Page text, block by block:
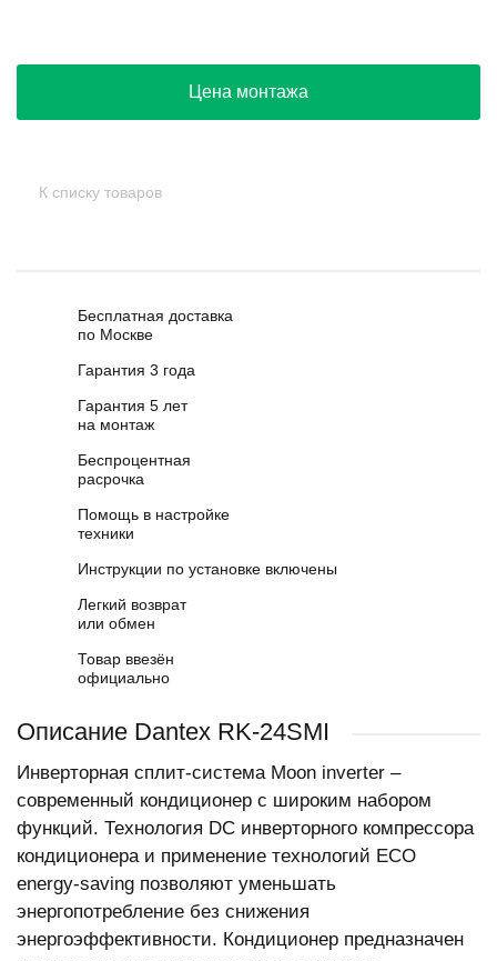
Цена монтажа
К списку товаров
Бесплатная доставка
по Москве
Гарантия 3 года
Гарантия 5 лет
на монтаж
Беспроцентная
расрочка
Помощь в настройке
техники
Инструкции по установке включены
Легкий возврат
или обмен
Товар ввезён
официально
Описание Dantex RK-24SMI
Инверторная сплит-система Moon inverter –
современный кондиционер с широким набором
функций. Технология DC инверторного компрессора
кондиционера и применение технологий ЕСО
energy-saving позволяют уменьшать
энергопотребление без снижения
энергоэффективности. Кондиционер предназначен